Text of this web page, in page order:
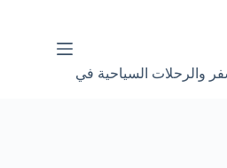
والرحلات السياحية في